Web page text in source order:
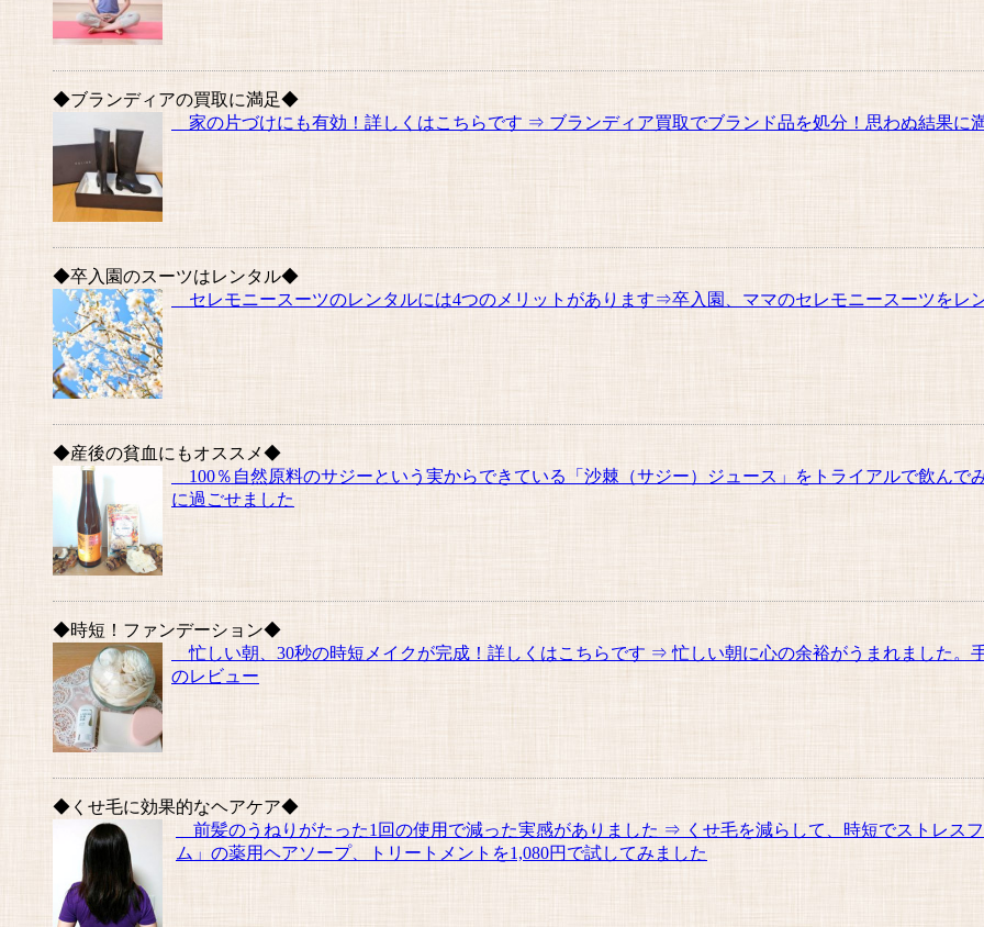
◆ブランディアの買取に満足◆
家の片づけにも有効！詳しくはこちらです ⇒ ブランディア買取でブランド品を処分！思わぬ結果に
◆卒入園のスーツはレンタル◆
セレモニースーツのレンタルには4つのメリットがあります⇒卒入園、ママのセレモニースーツをレ
◆産後の貧血にもオススメ◆
100％自然原料のサジーという実からできている「沙棘（サジー）ジュース」をトライアルで飲ん
に過ごせました
◆時短！ファンデーション◆
忙しい朝、30秒の時短メイクが完成！詳しくはこちらです ⇒ 忙しい朝に心の余裕がうまれました
のレビュー
◆くせ毛に効果的なヘアケア◆
前髪のうねりがたった1回の使用で減った実感がありました ⇒ くせ毛を減らして、時短でストレス
ム」の薬用ヘアソープ、トリートメントを1,080円で試してみました